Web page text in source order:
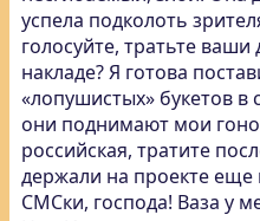
успела подколоть
голосуйте, тратьте
накладе? Я готова
«лопушистых» букетов в
они поднимают мои
российская, тратите
держали на проекте
СМСки, господа! Ваза у